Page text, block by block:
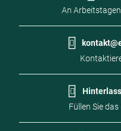
B12-2000
Vitamin B12
€ 40,09
€ 0,66
An
Füllen Sie